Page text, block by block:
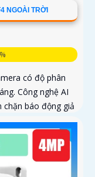
NGOÀI TRỜI
có độ phân
Công nghệ AI
chặn báo động giả